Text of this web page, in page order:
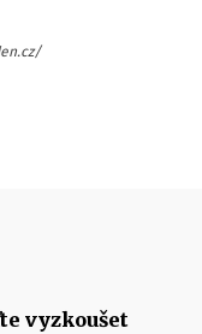
vyzkoušet